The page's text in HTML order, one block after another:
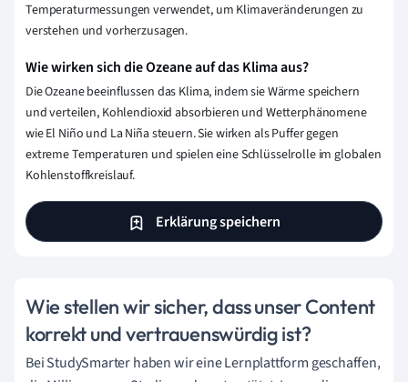
Temperaturmessungen verwendet, um Klimaveränderungen zu
verstehen und vorherzusagen.
Wie wirken sich die Ozeane auf das Klima aus?
Die Ozeane beeinflussen das Klima, indem sie Wärme speichern
und verteilen, Kohlendioxid absorbieren und Wetterphänomene
wie El Niño und La Niña steuern. Sie wirken als Puffer gegen
extreme Temperaturen und spielen eine Schlüsselrolle im globalen
Kohlenstoffkreislauf.
Erklärung speichern
Wie stellen wir sicher, dass unser Content
korrekt und vertrauenswürdig ist?
Bei StudySmarter haben wir eine Lernplattform geschaffen,